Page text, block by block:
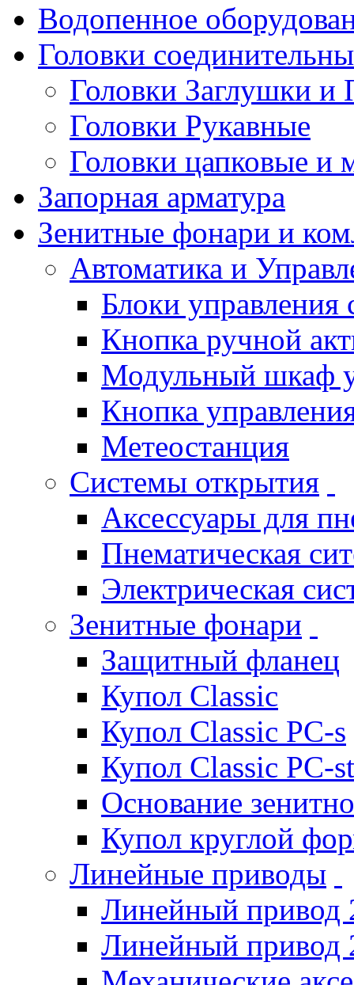
Водопенное
Головки
Головки Заглушки и
Головки Рукавные
Головки цапковые и
Запорная арматура
Зенитные фонари и
Автоматика и
Блоки
Кнопка ручной
Модульный шкаф
Кнопка
Метеостанция
Системы открытия
Аксессуары для
Пнематическая
Электрическая
Зенитные фонари
Защитный фланец
Купол Classic
Купол Classic PC-s
Купол Classic PC-st
Основание
Купол круглой
Линейные приводы
Линейный привод
Линейный привод